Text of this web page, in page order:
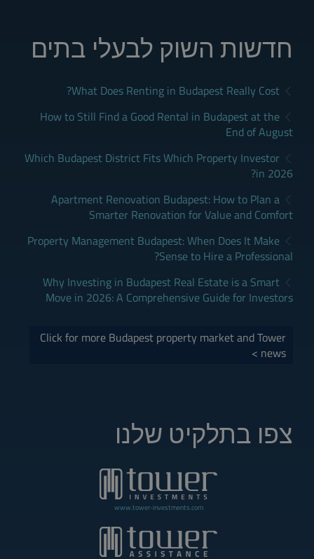
חדשות השוק לבעלי בתים
What Does Renting in Budapest Really Cost?
How to Still Find a Good Rental in Budapest at the
End of August
Which Budapest District Fits Which Property Investor
in 2026?
Apartment Renovation Budapest: How to Plan a
Smarter Renovation for Value and Comfort
Property Management Budapest: When Does It Make
Sense to Hire a Professional?
Why Investing in Budapest Real Estate is a Smart
Move in 2026: A Comprehensive Guide for Investors
Click for more Budapest property market and Tower
news >
צפו בתלקיט שלנו
www.tower-investments.com